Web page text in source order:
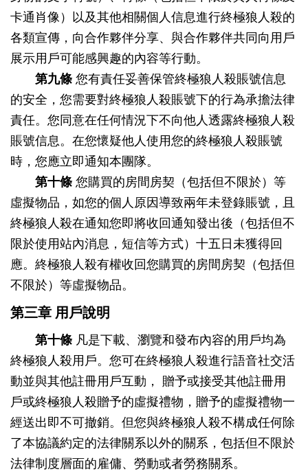
卡通肖像）以及其他相關個人信息進行終極狼人殺的
各類宣傳，向合作夥伴分享、與合作夥伴共同向用戶
展示用戶可能感興趣的內容等行動。
第九條 您有責任妥善保管終極狼人殺賬號信息
的安全，您需要對終極狼人殺賬號下的行為承擔法律
責任。您同意在任何情況下不向他人透露終極狼人殺
賬號信息。在您懷疑他人使用您的終極狼人殺賬號
時，您應立即通知本團隊。
第十條 您購買的房間房契（包括但不限於）等
虛擬物品，如您的個人原因導致兩年未登錄賬號，且
終極狼人殺在通知您即將收回通知發出後（包括但不
限於使用站內消息，短信等方式）十五日未獲得回
應。終極狼人殺有權收回您購買的房間房契（包括但
不限於）等虛擬物品。
第三章 用戶說明
第十條 凡是下載、瀏覽和發布內容的用戶均為
終極狼人殺用戶。您可在終極狼人殺進行語音社交活
動並與其他註冊用戶互動， 贈予或接受其他註冊用
戶或終極狼人殺贈予的虛擬禮物，贈予的虛擬禮物一
經送出即不可撤銷。但您與終極狼人殺不構成任何除
了本協議約定的法律關系以外的關系，包括但不限於
法律制度層面的雇傭、勞動或者勞務關系。